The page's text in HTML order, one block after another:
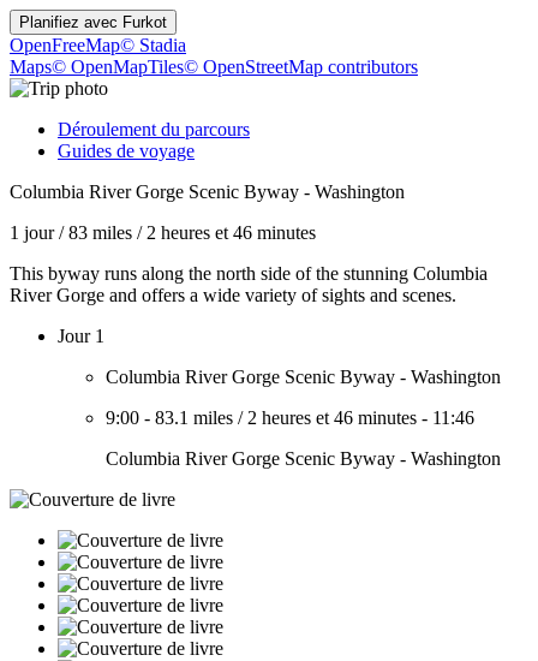
Planifiez avec Furkot
OpenFreeMap© Stadia
Maps© OpenMapTiles© OpenStreetMap contributors
Déroulement du parcours
Guides de voyage
Columbia River Gorge Scenic Byway - Washington
1 jour/83 miles / 2 heures et 46 minutes
This byway runs along the north side of the stunning Columbia
River Gorge and offers a wide variety of sights and scenes.
Jour 1
Columbia River Gorge Scenic Byway - Washington
9:00 - 83.1 miles / 2 heures et 46 minutes - 11:46
Columbia River Gorge Scenic Byway - Washington